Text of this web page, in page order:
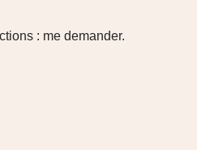
: me demander.